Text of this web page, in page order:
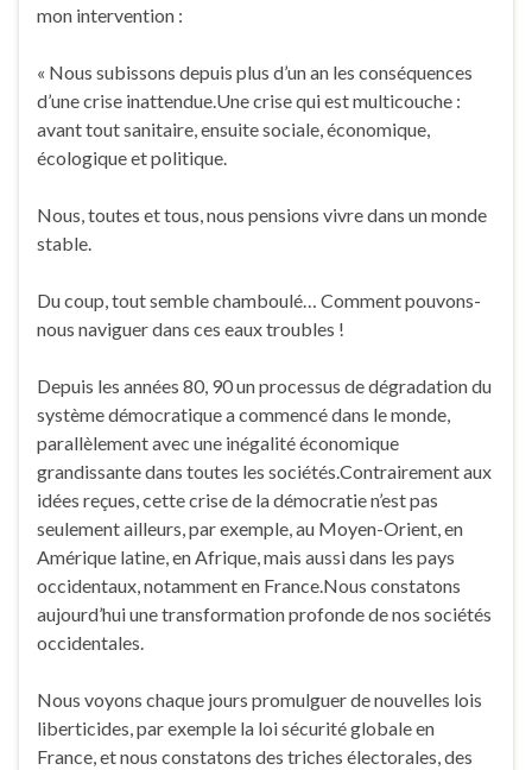
mon intervention :
« Nous subissons depuis plus d’un an les conséquences
d’une crise inattendue.Une crise qui est multicouche :
avant tout sanitaire, ensuite sociale, économique,
écologique et politique.
Nous, toutes et tous, nous pensions vivre dans un monde
stable.
Du coup, tout semble chamboulé… Comment pouvons-
nous naviguer dans ces eaux troubles !
Depuis les années 80, 90 un processus de dégradation du
système démocratique a commencé dans le monde,
parallèlement avec une inégalité économique
grandissante dans toutes les sociétés.Contrairement aux
idées reçues, cette crise de la démocratie n’est pas
seulement ailleurs, par exemple, au Moyen-Orient, en
Amérique latine, en Afrique, mais aussi dans les pays
occidentaux, notamment en France.Nous constatons
aujourd’hui une transformation profonde de nos sociétés
occidentales.
Nous voyons chaque jours promulguer de nouvelles lois
liberticides, par exemple la loi sécurité globale en
France, et nous constatons des triches électorales, des